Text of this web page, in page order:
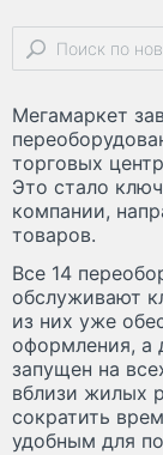
Мегамаркет
торговых
Это стало
компании,
товаров.
Все 14
обслуживают
из них уже
оформления, а
запущен на
вблизи жилых
сократить
удобным для